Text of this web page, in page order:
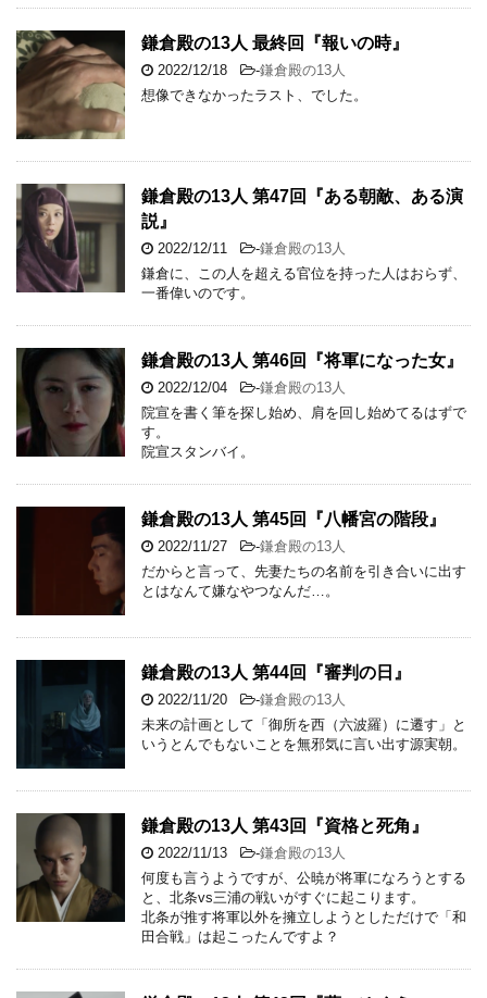
鎌倉殿の13人 最終回『報いの時』
2022/12/18 -鎌倉殿の13人
想像できなかったラスト、でした。
鎌倉殿の13人 第47回『ある朝敵、ある演
説』
2022/12/11 -鎌倉殿の13人
鎌倉に、この人を超える官位を持った人はおらず、
一番偉いのです。
鎌倉殿の13人 第46回『将軍になった女』
2022/12/04 -鎌倉殿の13人
院宣を書く筆を探し始め、肩を回し始めてるはずで
す。
院宣スタンバイ。
鎌倉殿の13人 第45回『八幡宮の階段』
2022/11/27 -鎌倉殿の13人
だからと言って、先妻たちの名前を引き合いに出す
とはなんて嫌なやつなんだ…。
鎌倉殿の13人 第44回『審判の日』
2022/11/20 -鎌倉殿の13人
未来の計画として「御所を西（六波羅）に遷す」と
いうとんでもないことを無邪気に言い出す源実朝。
鎌倉殿の13人 第43回『資格と死角』
2022/11/13 -鎌倉殿の13人
何度も言うようですが、公暁が将軍になろうとする
と、北条vs三浦の戦いがすぐに起こります。
北条が推す将軍以外を擁立しようとしただけで「和
田合戦」は起こったんですよ？